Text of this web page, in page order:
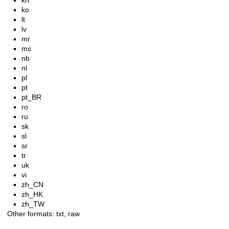
ko
lt
lv
mr
ms
nb
nl
pl
pt
pt_BR
ro
ru
sk
sl
sr
tr
uk
vi
zh_CN
zh_HK
zh_TW
Other formats: txt, raw